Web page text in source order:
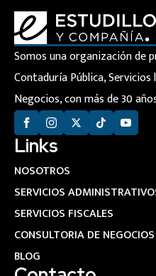
Somos una organización de
Contaduría Pública,
Negocios, con más de 30
Links
NOSOTROS
SERVICIOS
SERVICIOS FISCALES
CONSULTORIA DE NEGOCIOS
BLOG